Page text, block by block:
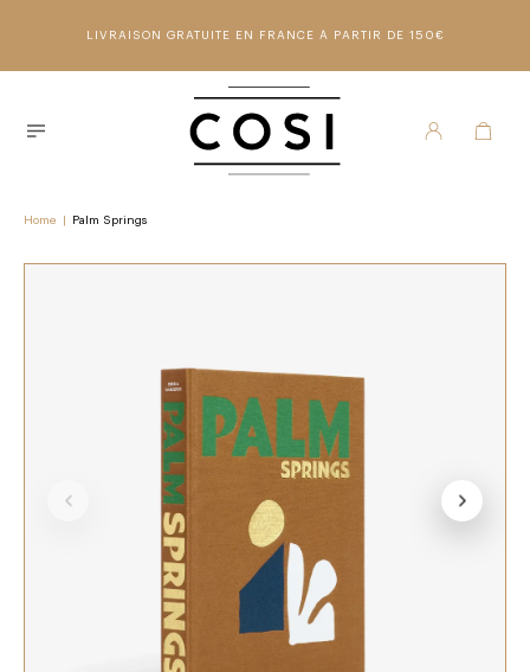
LIVRAISON GRATUITE EN FRANCE À PARTIR DE 150€
Home Palm Springs